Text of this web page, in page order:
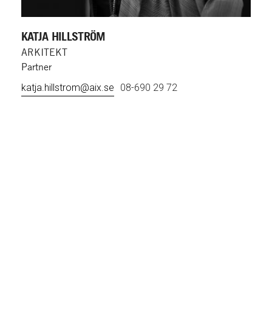
KATJA HILLSTRÖM
ARKITEKT
Partner
katja.hillstrom@aix.se 08-690 29 72